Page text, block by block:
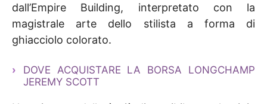
dall’Empire Building, interpretato con la
magistrale arte dello stilista a forma di
ghiacciolo colorato.
DOVE ACQUISTARE LA BORSA LONGCHAMP
JEREMY SCOTT